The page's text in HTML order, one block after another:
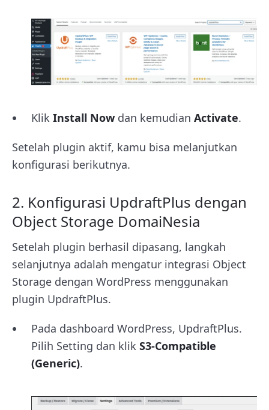
Klik Install Now dan kemudian Activate.
Setelah plugin aktif, kamu bisa melanjutkan
konfigurasi berikutnya.
2. Konfigurasi UpdraftPlus dengan
Object Storage DomaiNesia
Setelah plugin berhasil dipasang, langkah
selanjutnya adalah mengatur integrasi Object
Storage dengan WordPress menggunakan
plugin UpdraftPlus.
Pada dashboard WordPress, UpdraftPlus.
Pilih Setting dan klik S3-Compatible
(Generic).